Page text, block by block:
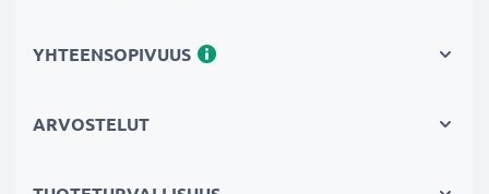
kestää kulutusta
YHTEENSOPIVUUS
ARVOSTELUT